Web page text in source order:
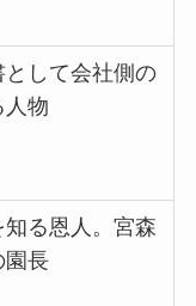
して会社側の
人物
る恩人。宮森
園長